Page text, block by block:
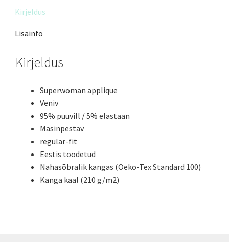
Kirjeldus
Lisainfo
Kirjeldus
Superwoman applique
Veniv
95% puuvill / 5% elastaan
Masinpestav
regular-fit
Eestis toodetud
Nahasõbralik kangas (Oeko-Tex Standard 100)
Kanga kaal (210 g/m2)